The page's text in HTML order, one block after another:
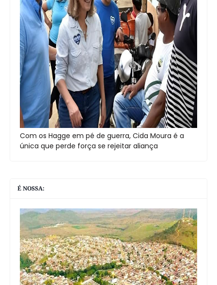
Com os Hagge em pé de guerra, Cida Moura é a
única que perde força se rejeitar aliança
É NOSSA: